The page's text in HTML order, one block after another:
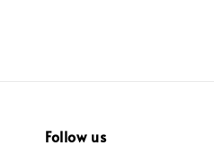
Follow us